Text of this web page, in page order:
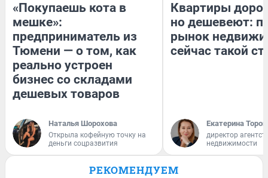
«Покупаешь кота в
мешке»:
предприниматель из
Тюмени — о том, как
реально устроен
бизнес со складами
дешевых товаров
Наталья Шорохова
Открыла кофейную точку на
деньги соцразвития
Квартиры
но дешевеют:
рынок
сейчас такой
Екатерина
директор
недвижимости
РЕКОМЕНДУЕМ